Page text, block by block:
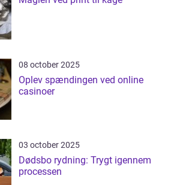
08 october 2025
Oplev spændingen ved online
casinoer
03 october 2025
Dødsbo rydning: Trygt igennem
processen